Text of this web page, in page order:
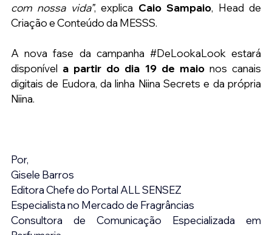
com nossa vida”, explica Caio Sampaio, Head de
Criação e Conteúdo da MESSS.
A nova fase da campanha #DeLookaLook estará
disponível a partir do dia 19 de maio nos canais
digitais de Eudora, da linha Niina Secrets e da própria
Niina.
Por,
Gisele Barros
Editora Chefe do Portal ALL SENSEZ
Especialista no Mercado de Fragrâncias
Consultora de Comunicação Especializada em